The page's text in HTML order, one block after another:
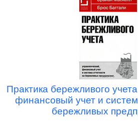
Практика бережливого
финансовый учет и
бережливых